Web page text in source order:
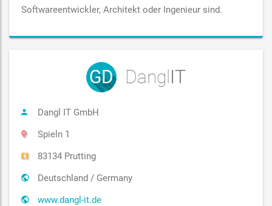
Softwareentwickler, Architekt oder Ingenieur sind.
GD Dangl IT
Dangl IT GmbH
Spieln 1
83134 Prutting
Deutschland / Germany
www.dangl-it.de